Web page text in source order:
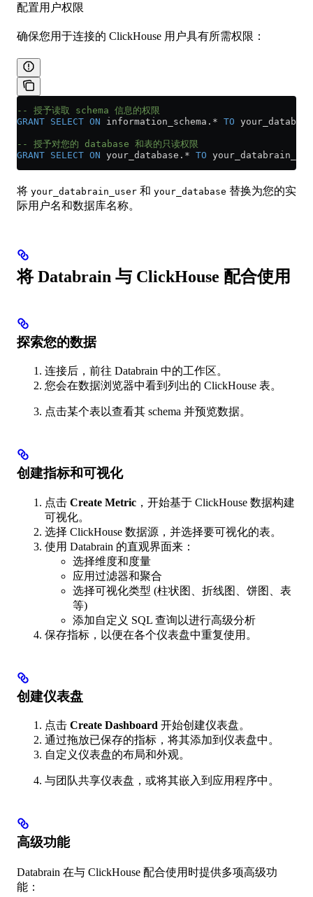
配置用户权限
确保您用于连接的 ClickHouse 用户具有所需权限：
-- 授予读取 schema 信息的权限
GRANT SELECT ON information_schema. * TO
-- 授予对您的 database 和表的只读权限
GRANT SELECT ON your_database. * TO
将 your_databrain_user 和 your_database 替换为您的实
际用户名和数据库名称。
将 Databrain 与 ClickHouse 配合使用
探索您的数据
连接后，前往 Databrain 中的工作区。
您会在数据浏览器中看到列出的 ClickHouse 表。
点击某个表以查看其 schema 并预览数据。
创建指标和可视化
点击 Create Metric ，开始基于 ClickHouse 数据构建
可视化。
选择 ClickHouse 数据源，并选择要可视化的表。
使用 Databrain 的直观界面来：
选择维度和度量
应用过滤器和聚合
选择可视化类型 (柱状图、折线图、饼图、表
等)
添加自定义 SQL 查询以进行高级分析
保存指标，以便在各个仪表盘中重复使用。
创建仪表盘
点击 Create Dashboard 开始创建仪表盘。
通过拖放已保存的指标，将其添加到仪表盘中。
自定义仪表盘的布局和外观。
与团队共享仪表盘，或将其嵌入到应用程序中。
高级功能
Databrain 在与 ClickHouse 配合使用时提供多项高级功
能：